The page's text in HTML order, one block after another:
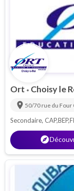
Ort • Choisy le
location_on 50/70 rue du Four
Secondaire,
explorer